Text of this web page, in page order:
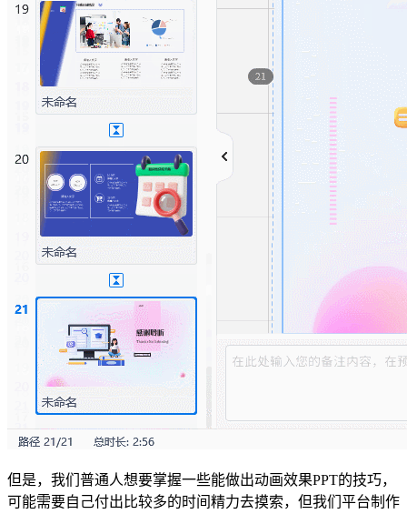
但是，我们普通人想要掌握一些能做出动画效果PPT的技巧，
可能需要自己付出比较多的时间精力去摸索，但我们平台制作